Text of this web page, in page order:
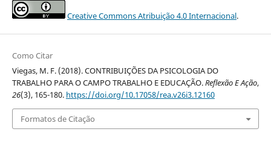
Creative Commons Atribuição 4.0 Internacional.
Como Citar
Viegas, M. F. (2018). CONTRIBUIÇÕES DA PSICOLOGIA DO
TRABALHO PARA O CAMPO TRABALHO E EDUCAÇÃO.Reflexão E Ação,
26(3), 165-180. https://doi.org/10.17058/rea.v26i3.12160
Formatos de Citação